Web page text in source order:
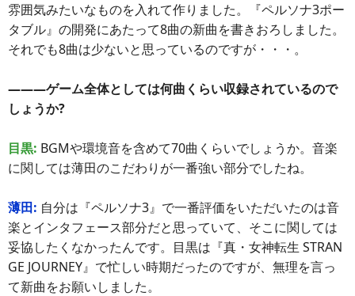
雰囲気みたいなものを入れて作りました。『ペルソナ3ポー
タブル』の開発にあたって8曲の新曲を書きおろしました。
それでも8曲は少ないと思っているのですが・・・。
―――ゲーム全体としては何曲くらい収録されているので
しょうか?
目黒: BGMや環境音を含めて70曲くらいでしょうか。音楽
に関しては薄田のこだわりが一番強い部分でしたね。
薄田: 自分は『ペルソナ3』で一番評価をいただいたのは音
楽とインタフェース部分だと思っていて、そこに関しては
妥協したくなかったんです。目黒は『真・女神転生 STRAN
GE JOURNEY』で忙しい時期だったのですが、無理を言っ
て新曲をお願いしました。